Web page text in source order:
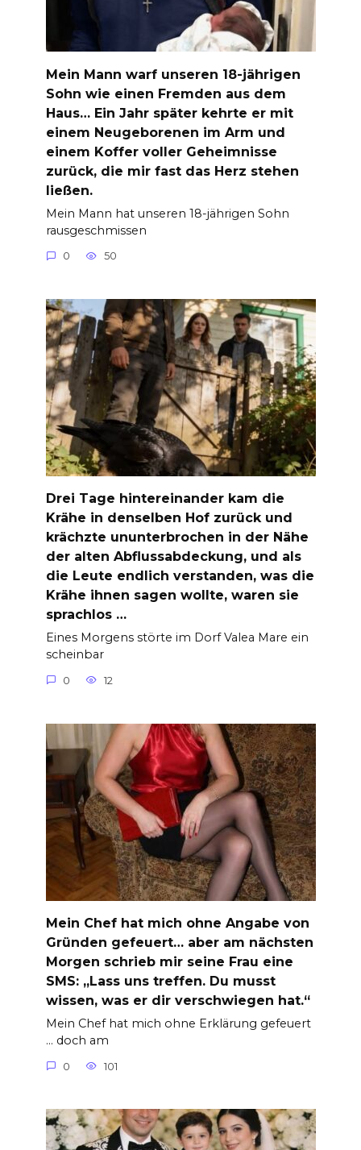
Mein Mann warf unseren 18-jährigen
Sohn wie einen Fremden aus dem
Haus… Ein Jahr später kehrte er mit
einem Neugeborenen im Arm und
einem Koffer voller Geheimnisse
zurück, die mir fast das Herz stehen
ließen.
Mein Mann hat unseren 18-jährigen Sohn
rausgeschmissen
0 50
Drei Tage hintereinander kam die
Krähe in denselben Hof zurück und
krächzte ununterbrochen in der Nähe
der alten Abflussabdeckung, und als
die Leute endlich verstanden, was die
Krähe ihnen sagen wollte, waren sie
sprachlos …
Eines Morgens störte im Dorf Valea Mare ein
scheinbar
0 12
Mein Chef hat mich ohne Angabe von
Gründen gefeuert… aber am nächsten
Morgen schrieb mir seine Frau eine
SMS: „Lass uns treffen. Du musst
wissen, was er dir verschwiegen hat.“
Mein Chef hat mich ohne Erklärung gefeuert
… doch am
0 101